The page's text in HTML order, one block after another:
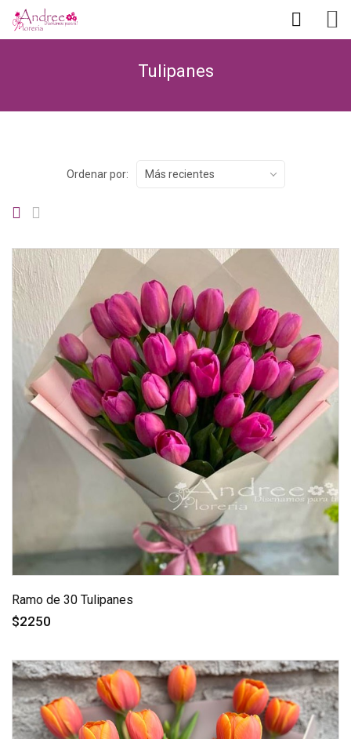
Tulipanes
Ordenar por: Más recientes
Ramo de 30 Tulipanes
$2250